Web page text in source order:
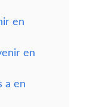
en
en
a en